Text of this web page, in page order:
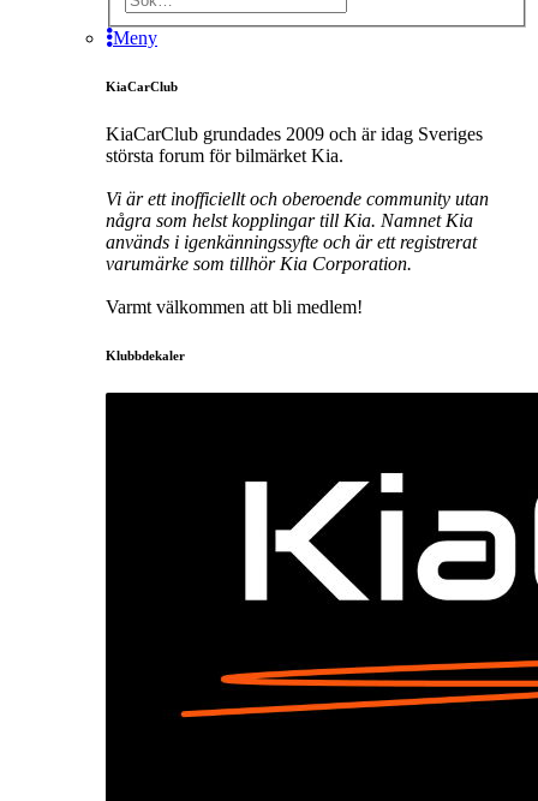
Meny
KiaCarClub
KiaCarClub grundades 2009 och är idag Sveriges
största forum för bilmärket Kia.
Vi är ett inofficiellt och oberoende community utan
några som helst kopplingar till Kia. Namnet Kia
används i igenkänningssyfte och är ett registrerat
varumärke som tillhör Kia Corporation.
Varmt välkommen att bli medlem!
Klubbdekaler